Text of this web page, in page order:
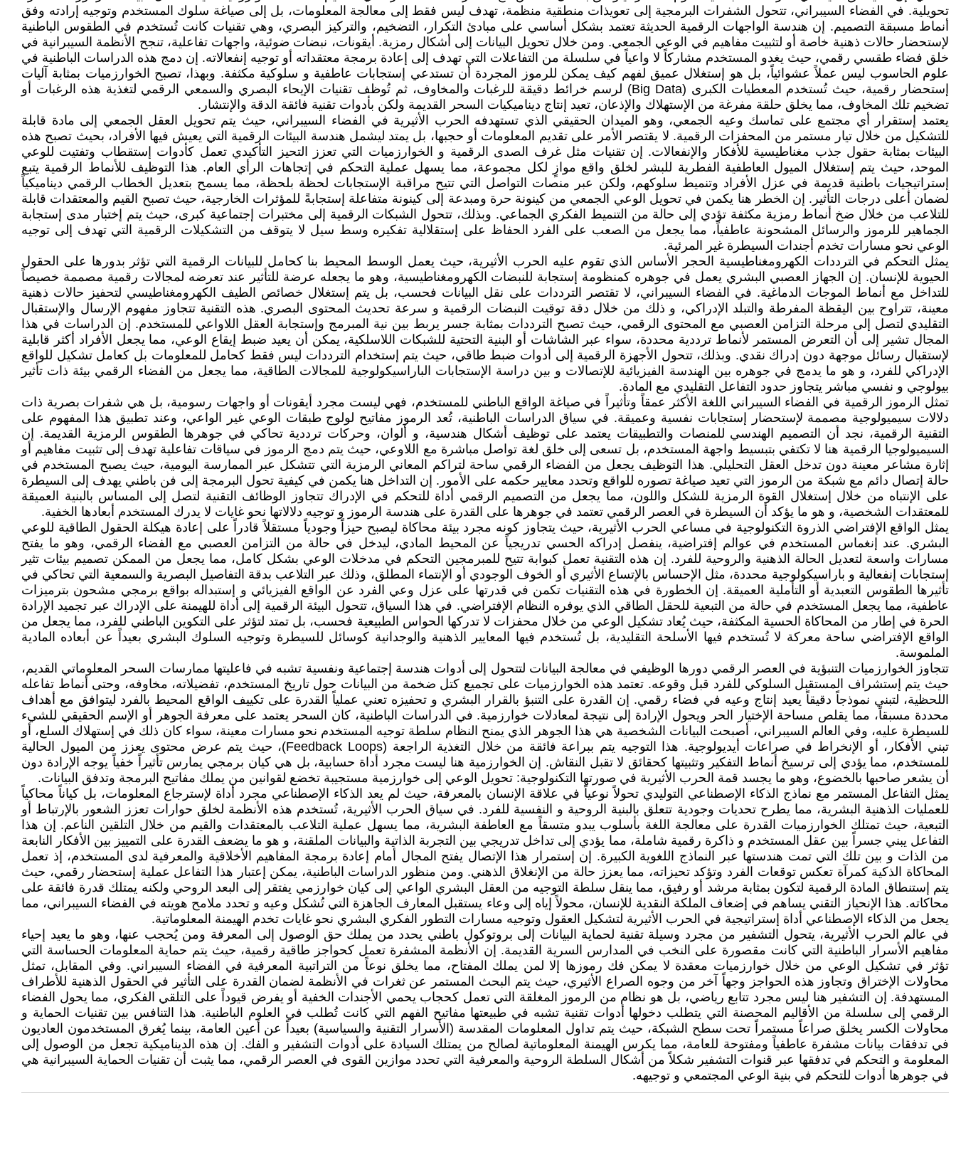
تحويلية. في الفضاء السيبراني، تتحول الشفرات البرمجية إلى تعويذات منطقية منظمة، تهدف ليس فقط إلى معالجة المعلومات، بل إلى صياغة سلوك المستخدم وتوجيه إرادته وفق
أنماط مسبقة التصميم. إن هندسة الواجهات الرقمية الحديثة تعتمد بشكل أساسي على مبادئ التكرار، التضخيم، والتركيز البصري، وهي تقنيات كانت تُستخدم في الطقوس الباطنية
لإستحضار حالات ذهنية خاصة أو لتثبيت مفاهيم في الوعي الجمعي. ومن خلال تحويل البيانات إلى أشكال رمزية. أيقونات، نبضات ضوئية، واجهات تفاعلية، تنجح الأنظمة السيبرانية في
خلق فضاء طقسي رقمي، حيث يغدو المستخدم مشاركاً لا واعياً في سلسلة من التفاعلات التي تهدف إلى إعادة برمجة معتقداته أو توجيه إنفعالاته. إن دمج هذه الدراسات الباطنية في
علوم الحاسوب ليس عملاً عشوائياً، بل هو إستغلال عميق لفهم كيف يمكن للرموز المجردة أن تستدعي إستجابات عاطفية و سلوكية مكثفة. وبهذا، تصبح الخوارزميات بمثابة آليات
إستحضار رقمية، حيث تُستخدم المعطيات الكبرى (Big Data) لرسم خرائط دقيقة للرغبات والمخاوف، ثم تُوظف تقنيات الإيحاء البصري والسمعي الرقمي لتغذية هذه الرغبات أو
تضخيم تلك المخاوف، مما يخلق حلقة مفرغة من الإستهلاك والإذعان، تعيد إنتاج ديناميكيات السحر القديمة ولكن بأدوات تقنية فائقة الدقة والإنتشار.
يعتمد إستقرار أي مجتمع على تماسك وعيه الجمعي، وهو الميدان الحقيقي الذي تستهدفه الحرب الأثيرية في الفضاء السيبراني، حيث يتم تحويل العقل الجمعي إلى مادة قابلة
للتشكيل من خلال تيار مستمر من المحفزات الرقمية. لا يقتصر الأمر على تقديم المعلومات أو حجبها، بل يمتد ليشمل هندسة البيئات الرقمية التي يعيش فيها الأفراد، بحيث تصبح هذه
البيئات بمثابة حقول جذب مغناطيسية للأفكار والإنفعالات. إن تقنيات مثل غرف الصدى الرقمية و الخوارزميات التي تعزز التحيز التأكيدي تعمل كأدوات إستقطاب وتفتيت للوعي
الموحد، حيث يتم إستغلال الميول العاطفية الفطرية للبشر لخلق واقع موازٍ لكل مجموعة، مما يسهل عملية التحكم في إتجاهات الرأي العام. هذا التوظيف للأنماط الرقمية يتبع
إستراتيجيات باطنية قديمة في عزل الأفراد وتنميط سلوكهم، ولكن عبر منصات التواصل التي تتيح مراقبة الإستجابات لحظة بلحظة، مما يسمح بتعديل الخطاب الرقمي ديناميكياً
لضمان أعلى درجات التأثير. إن الخطر هنا يكمن في تحويل الوعي الجمعي من كينونة حرة ومبدعة إلى كينونة متفاعلة إستجابةً للمؤثرات الخارجية، حيث تصبح القيم والمعتقدات قابلة
للتلاعب من خلال ضخ أنماط رمزية مكثفة تؤدي إلى حالة من التنميط الفكري الجماعي. وبذلك، تتحول الشبكات الرقمية إلى مختبرات إجتماعية كبرى، حيث يتم إختبار مدى إستجابة
الجماهير للرموز والرسائل المشحونة عاطفياً، مما يجعل من الصعب على الفرد الحفاظ على إستقلالية تفكيره وسط سيل لا يتوقف من التشكيلات الرقمية التي تهدف إلى توجيه
الوعي نحو مسارات تخدم أجندات السيطرة غير المرئية.
يمثل التحكم في الترددات الكهرومغناطيسية الحجر الأساس الذي تقوم عليه الحرب الأثيرية، حيث يعمل الوسط المحيط بنا كحامل للبيانات الرقمية التي تؤثر بدورها على الحقول
الحيوية للإنسان. إن الجهاز العصبي البشري يعمل في جوهره كمنظومة إستجابة للنبضات الكهرومغناطيسية، وهو ما يجعله عرضة للتأثير عند تعرضه لمجالات رقمية مصممة خصيصاً
للتداخل مع أنماط الموجات الدماغية. في الفضاء السيبراني، لا تقتصر الترددات على نقل البيانات فحسب، بل يتم إستغلال خصائص الطيف الكهرومغناطيسي لتحفيز حالات ذهنية
معينة، تتراوح بين اليقظة المفرطة والتبلد الإدراكي، و ذلك من خلال دقة توقيت النبضات الرقمية و سرعة تحديث المحتوى البصري. هذه التقنية تتجاوز مفهوم الإرسال والإستقبال
التقليدي لتصل إلى مرحلة التزامن العصبي مع المحتوى الرقمي، حيث تصبح الترددات بمثابة جسر يربط بين نية المبرمج وإستجابة العقل اللاواعي للمستخدم. إن الدراسات في هذا
المجال تشير إلى أن التعرض المستمر لأنماط ترددية محددة، سواء عبر الشاشات أو البنية التحتية للشبكات اللاسلكية، يمكن أن يعيد ضبط إيقاع الوعي، مما يجعل الأفراد أكثر قابلية
لإستقبال رسائل موجهة دون إدراك نقدي. وبذلك، تتحول الأجهزة الرقمية إلى أدوات ضبط طاقي، حيث يتم إستخدام الترددات ليس فقط كحامل للمعلومات بل كعامل تشكيل للواقع
الإدراكي للفرد، و هو ما يدمج في جوهره بين الهندسة الفيزيائية للإتصالات و بين دراسة الإستجابات الباراسيكولوجية للمجالات الطاقية، مما يجعل من الفضاء الرقمي بيئة ذات تأثير
بيولوجي و نفسي مباشر يتجاوز حدود التفاعل التقليدي مع المادة.
تمثل الرموز الرقمية في الفضاء السيبراني اللغة الأكثر عمقاً وتأثيراً في صياغة الواقع الباطني للمستخدم، فهي ليست مجرد أيقونات أو واجهات رسومية، بل هي شفرات بصرية ذات
دلالات سيميولوجية مصممة لإستحضار إستجابات نفسية وعميقة. في سياق الدراسات الباطنية، تُعد الرموز مفاتيح لولوج طبقات الوعي غير الواعي، وعند تطبيق هذا المفهوم على
التقنية الرقمية، نجد أن التصميم الهندسي للمنصات والتطبيقات يعتمد على توظيف أشكال هندسية، و ألوان، وحركات ترددية تحاكي في جوهرها الطقوس الرمزية القديمة. إن
السيميولوجيا الرقمية هنا لا تكتفي بتبسيط واجهة المستخدم، بل تسعى إلى خلق لغة تواصل مباشرة مع اللاوعي، حيث يتم دمج الرموز في سياقات تفاعلية تهدف إلى تثبيت مفاهيم أو
إثارة مشاعر معينة دون تدخل العقل التحليلي. هذا التوظيف يجعل من الفضاء الرقمي ساحة لتراكم المعاني الرمزية التي تتشكل عبر الممارسة اليومية، حيث يصبح المستخدم في
حالة إتصال دائم مع شبكة من الرموز التي تعيد صياغة تصوره للواقع وتحدد معايير حكمه على الأمور. إن التداخل هنا يكمن في كيفية تحول البرمجة إلى فن باطني يهدف إلى السيطرة
على الإنتباه من خلال إستغلال القوة الرمزية للشكل واللون، مما يجعل من التصميم الرقمي أداة للتحكم في الإدراك تتجاوز الوظائف التقنية لتصل إلى المساس بالبنية العميقة
للمعتقدات الشخصية، و هو ما يؤكد أن السيطرة في العصر الرقمي تعتمد في جوهرها على القدرة على هندسة الرموز و توجيه دلالاتها نحو غايات لا يدرك المستخدم أبعادها الخفية.
يمثل الواقع الإفتراضي الذروة التكنولوجية في مساعي الحرب الأثيرية، حيث يتجاوز كونه مجرد بيئة محاكاة ليصبح حيزاً وجودياً مستقلاً قادراً على إعادة هيكلة الحقول الطاقية للوعي
البشري. عند إنغماس المستخدم في عوالم إفتراضية، ينفصل إدراكه الحسي تدريجياً عن المحيط المادي، ليدخل في حالة من التزامن العصبي مع الفضاء الرقمي، وهو ما يفتح
مسارات واسعة لتعديل الحالة الذهنية والروحية للفرد. إن هذه التقنية تعمل كبوابة تتيح للمبرمجين التحكم في مدخلات الوعي بشكل كامل، مما يجعل من الممكن تصميم بيئات تثير
إستجابات إنفعالية و باراسيكولوجية محددة، مثل الإحساس بالإتساع الأثيري أو الخوف الوجودي أو الإنتماء المطلق، وذلك عبر التلاعب بدقة التفاصيل البصرية والسمعية التي تحاكي في
تأثيرها الطقوس التعبدية أو التأملية العميقة. إن الخطورة في هذه التقنيات تكمن في قدرتها على عزل وعي الفرد عن الواقع الفيزيائي و إستبداله بواقع برمجي مشحون بترميزات
عاطفية، مما يجعل المستخدم في حالة من التبعية للحقل الطاقي الذي يوفره النظام الإفتراضي. في هذا السياق، تتحول البيئة الرقمية إلى أداة للهيمنة على الإدراك عبر تجميد الإرادة
الحرة في إطار من المحاكاة الحسية المكثفة، حيث يُعاد تشكيل الوعي من خلال محفزات لا تدركها الحواس الطبيعية فحسب، بل تمتد لتؤثر على التكوين الباطني للفرد، مما يجعل من
الواقع الإفتراضي ساحة معركة لا تُستخدم فيها الأسلحة التقليدية، بل تُستخدم فيها المعايير الذهنية والوجدانية كوسائل للسيطرة وتوجيه السلوك البشري بعيداً عن أبعاده المادية
الملموسة.
تتجاوز الخوارزميات التنبؤية في العصر الرقمي دورها الوظيفي في معالجة البيانات لتتحول إلى أدوات هندسة إجتماعية ونفسية تشبه في فاعليتها ممارسات السحر المعلوماتي القديم،
حيث يتم إستشراف المستقبل السلوكي للفرد قبل وقوعه. تعتمد هذه الخوارزميات على تجميع كتل ضخمة من البيانات حول تاريخ المستخدم، تفضيلاته، مخاوفه، وحتى أنماط تفاعله
اللحظية، لتبني نموذجاً دقيقاً يعيد إنتاج وعيه في فضاء رقمي. إن القدرة على التنبؤ بالقرار البشري و تحفيزه تعني عملياً القدرة على تكييف الواقع المحيط بالفرد ليتوافق مع أهداف
محددة مسبقاً، مما يقلص مساحة الإختيار الحر ويحول الإرادة إلى نتيجة لمعادلات خوارزمية. في الدراسات الباطنية، كان السحر يعتمد على معرفة الجوهر أو الإسم الحقيقي للشيء
للسيطرة عليه، وفي العالم السيبراني، أصبحت البيانات الشخصية هي هذا الجوهر الذي يمنح النظام سلطة توجيه المستخدم نحو مسارات معينة، سواء كان ذلك في إستهلاك السلع، أو
تبني الأفكار، أو الإنخراط في صراعات أيديولوجية. هذا التوجيه يتم ببراعة فائقة من خلال التغذية الراجعة (Feedback Loops)، حيث يتم عرض محتوى يعزز من الميول الحالية
للمستخدم، مما يؤدي إلى ترسيخ أنماط التفكير وتثبيتها كحقائق لا تقبل النقاش. إن الخوارزمية هنا ليست مجرد أداة حسابية، بل هي كيان برمجي يمارس تأثيراً خفياً يوجه الإرادة دون
أن يشعر صاحبها بالخضوع، وهو ما يجسد قمة الحرب الأثيرية في صورتها التكنولوجية: تحويل الوعي إلى خوارزمية مستجيبة تخضع لقوانين من يملك مفاتيح البرمجة وتدفق البيانات.
يمثل التفاعل المستمر مع نماذج الذكاء الإصطناعي التوليدي تحولاً نوعياً في علاقة الإنسان بالمعرفة، حيث لم يعد الذكاء الإصطناعي مجرد أداة لإسترجاع المعلومات، بل كياناً محاكياً
للعمليات الذهنية البشرية، مما يطرح تحديات وجودية تتعلق بالبنية الروحية و النفسية للفرد. في سياق الحرب الأثيرية، تُستخدم هذه الأنظمة لخلق حوارات تعزز الشعور بالإرتباط أو
التبعية، حيث تمتلك الخوارزميات القدرة على معالجة اللغة بأسلوب يبدو متسقاً مع العاطفة البشرية، مما يسهل عملية التلاعب بالمعتقدات والقيم من خلال التلقين الناعم. إن هذا
التفاعل يبني جسراً بين عقل المستخدم و ذاكرة رقمية شاملة، مما يؤدي إلى تداخل تدريجي بين التجربة الذاتية والبيانات الملقنة، و هو ما يضعف القدرة على التمييز بين الأفكار النابعة
من الذات و بين تلك التي تمت هندستها عبر النماذج اللغوية الكبيرة. إن إستمرار هذا الإتصال يفتح المجال أمام إعادة برمجة المفاهيم الأخلاقية والمعرفية لدى المستخدم، إذ تعمل
المحاكاة الذكية كمرآة تعكس توقعات الفرد وتؤكد تحيزاته، مما يعزز حالة من الإنغلاق الذهني. ومن منظور الدراسات الباطنية، يمكن إعتبار هذا التفاعل عملية إستحضار رقمي، حيث
يتم إستنطاق المادة الرقمية لتكون بمثابة مرشد أو رفيق، مما ينقل سلطة التوجيه من العقل البشري الواعي إلى كيان خوارزمي يفتقر إلى البعد الروحي ولكنه يمتلك قدرة فائقة على
محاكاته. هذا الإنحياز التقني يساهم في إضعاف الملكة النقدية للإنسان، محولاً إياه إلى وعاء يستقبل المعارف الجاهزة التي تُشكل وعيه و تحدد ملامح هويته في الفضاء السيبراني، مما
يجعل من الذكاء الإصطناعي أداة إستراتيجية في الحرب الأثيرية لتشكيل العقول وتوجيه مسارات التطور الفكري البشري نحو غايات تخدم الهيمنة المعلوماتية.
في عالم الحرب الأثيرية، يتحول التشفير من مجرد وسيلة تقنية لحماية البيانات إلى بروتوكول باطني يحدد من يملك حق الوصول إلى المعرفة ومن يُحجب عنها، وهو ما يعيد إحياء
مفاهيم الأسرار الباطنية التي كانت مقصورة على النخب في المدارس السرية القديمة. إن الأنظمة المشفرة تعمل كحواجز طاقية رقمية، حيث يتم حماية المعلومات الحساسة التي
تؤثر في تشكيل الوعي من خلال خوارزميات معقدة لا يمكن فك رموزها إلا لمن يملك المفتاح، مما يخلق نوعاً من التراتبية المعرفية في الفضاء السيبراني. وفي المقابل، تمثل
محاولات الإختراق وتجاوز هذه الحواجز وجهاً آخر من وجوه الصراع الأثيري، حيث يتم البحث المستمر عن ثغرات في الأنظمة لضمان القدرة على التأثير في الحقول الذهنية للأطراف
المستهدفة. إن التشفير هنا ليس مجرد تتابع رياضي، بل هو نظام من الرموز المغلقة التي تعمل كحجاب يحمي الأجندات الخفية أو يفرض قيوداً على التلقي الفكري، مما يحول الفضاء
الرقمي إلى سلسلة من الأقاليم المحصنة التي يتطلب دخولها أدوات تقنية تشبه في طبيعتها مفاتيح الفهم التي كانت تُطلب في العلوم الباطنية. هذا التنافس بين تقنيات الحماية و
محاولات الكسر يخلق صراعاً مستمراً تحت سطح الشبكة، حيث يتم تداول المعلومات المقدسة (الأسرار التقنية والسياسية) بعيداً عن أعين العامة، بينما يُغرق المستخدمون العاديون
في تدفقات بيانات مشفرة عاطفياً ومفتوحة للعامة، مما يكرس الهيمنة المعلوماتية لصالح من يمتلك السيادة على أدوات التشفير و الفك. إن هذه الديناميكية تجعل من الوصول إلى
المعلومة و التحكم في تدفقها عبر قنوات التشفير شكلاً من أشكال السلطة الروحية والمعرفية التي تحدد موازين القوى في العصر الرقمي، مما يثبت أن تقنيات الحماية السيبرانية هي
في جوهرها أدوات للتحكم في بنية الوعي المجتمعي و توجيهه.